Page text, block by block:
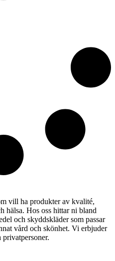
vill ha produkter av kvalité,
hälsa. Hos oss hittar ni bland
och skyddskläder som passar
vård och skönhet. Vi erbjuder